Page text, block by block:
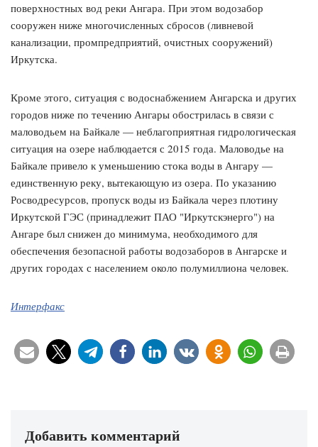
поверхностных вод реки Ангара. При этом водозабор
сооружен ниже многочисленных сбросов (ливневой
канализации, промпредприятий, очистных сооружений)
Иркутска.
Кроме этого, ситуация с водоснабжением Ангарска и других
городов ниже по течению Ангары обострилась в связи с
маловодьем на Байкале — неблагоприятная гидрологическая
ситуация на озере наблюдается с 2015 года. Маловодье на
Байкале привело к уменьшению стока воды в Ангару —
единственную реку, вытекающую из озера. По указанию
Росводресурсов, пропуск воды из Байкала через плотину
Иркутской ГЭС (принадлежит ПАО "Иркутскэнерго") на
Ангаре был снижен до минимума, необходимого для
обеспечения безопасной работы водозаборов в Ангарске и
других городах с населением около полумиллиона человек.
Интерфакс
Добавить комментарий